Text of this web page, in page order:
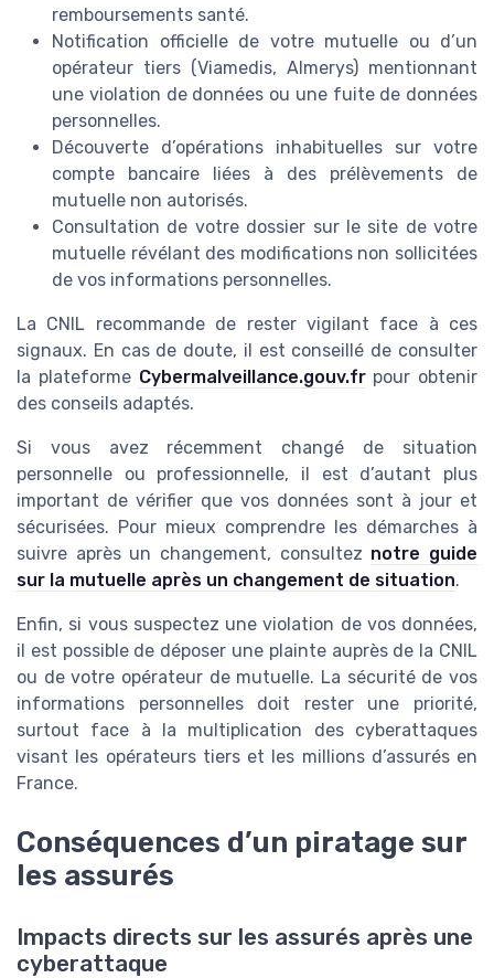
remboursements santé.
Notification officielle de votre mutuelle ou d’un
opérateur tiers (Viamedis, Almerys) mentionnant
une violation de données ou une fuite de données
personnelles.
Découverte d’opérations inhabituelles sur votre
compte bancaire liées à des prélèvements de
mutuelle non autorisés.
Consultation de votre dossier sur le site de votre
mutuelle révélant des modifications non sollicitées
de vos informations personnelles.
La CNIL recommande de rester vigilant face à ces
signaux. En cas de doute, il est conseillé de consulter
la plateforme Cybermalveillance.gouv.frpour obtenir
des conseils adaptés.
Si vous avez récemment changé de situation
personnelle ou professionnelle, il est d’autant plus
important de vérifier que vos données sont à jour et
sécurisées. Pour mieux comprendre les démarches à
suivre après un changement, consultez notre guide
sur la mutuelle après un changement de situation.
Enfin, si vous suspectez une violation de vos données,
il est possible de déposer une plainte auprès de la CNIL
ou de votre opérateur de mutuelle. La sécurité de vos
informations personnelles doit rester une priorité,
surtout face à la multiplication des cyberattaques
visant les opérateurs tiers et les millions d’assurés en
France.
Conséquences d’un piratage sur
les assurés
Impacts directs sur les assurés après une
cyberattaque